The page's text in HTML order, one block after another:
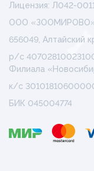
Лицензия: Л042-
ООО
656049, Алтайский
р/с
Филиала
к/с
БИК 045004774